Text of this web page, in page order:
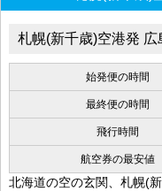
札幌(新千歳)空港発
始発便の時間
最終便の時間
飛行時間
航空券の最安値
北海道の空の玄関、札幌(